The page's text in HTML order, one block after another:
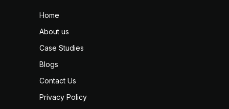
Home
About us
Case Studies
Blogs
Contact Us
Privacy Policy